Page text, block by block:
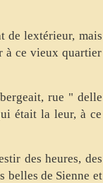
lextérieur, mais
à ce vieux quartier
rue " delle
était la leur, à ce
des heures, des
belles de Sienne et